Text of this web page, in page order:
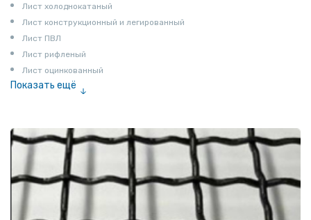
Лист холоднокатаный
Лист конструкционный и легированный
Лист ПВЛ
Лист рифленый
Лист оцинкованный
Показать ещё